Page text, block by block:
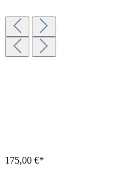
175,00 €*